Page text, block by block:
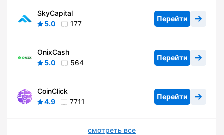
SkyCapital
5.0
177
Перейти
OnixCash
5.0
564
Перейти
CoinClick
4.9
7711
Перейти
смотреть все